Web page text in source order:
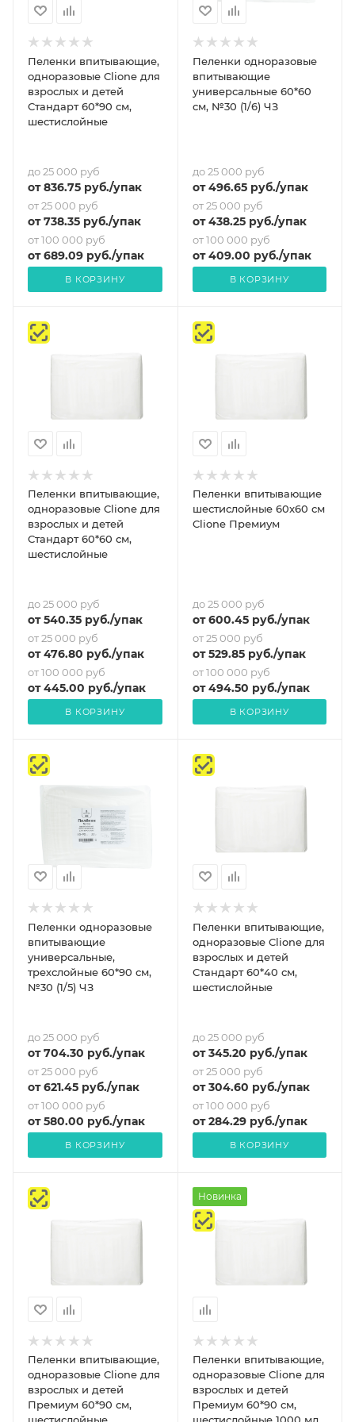
Пеленки впитывающие,
одноразовые Clione для
взрослых и детей
Стандарт 60*90 см,
шестислойные
до 25 000 руб
от836.75 руб./упак
от 25 000 руб
от738.35 руб./упак
от 100 000 руб
от689.09 руб./упак
В КОРЗИНУ
Пеленки одноразовые
впитывающие
универсальные 60*60
см, №30 (1/6) ЧЗ
до 25 000 руб
от496.65руб./упак
от 25 000 руб
от438.25руб./упак
от 100 000 руб
от409.00 руб./упак
В КОРЗИНУ
Пеленки впитывающие,
одноразовые Clione для
взрослых и детей
Стандарт 60*60 см,
шестислойные
до 25 000 руб
от540.35 руб./упак
от 25 000 руб
от476.80 руб./упак
от 100 000 руб
от445.00 руб./упак
В КОРЗИНУ
Пеленки впитывающие
шестислойные 60x60 см
Clione Премиум
до 25 000 руб
от600.45руб./упак
от 25 000 руб
от529.85руб./упак
от 100 000 руб
от494.50 руб./упак
В КОРЗИНУ
Пеленки одноразовые
впитывающие
универсальные,
трехслойные 60*90 см,
№30 (1/5) ЧЗ
до 25 000 руб
от704.30 руб./упак
от 25 000 руб
от621.45 руб./упак
от 100 000 руб
от580.00 руб./упак
В КОРЗИНУ
Пеленки впитывающие,
одноразовые Clione для
взрослых и детей
Стандарт 60*40 см,
шестислойные
до 25 000 руб
от345.20 руб./упак
от 25 000 руб
от304.60 руб./упак
от 100 000 руб
от284.29руб./упак
В КОРЗИНУ
Пеленки впитывающие,
одноразовые Clione для
взрослых и детей
Премиум 60*90 см,
Новинка
Пеленки впитывающие,
одноразовые Clione для
взрослых и детей
Премиум 60*90 см,